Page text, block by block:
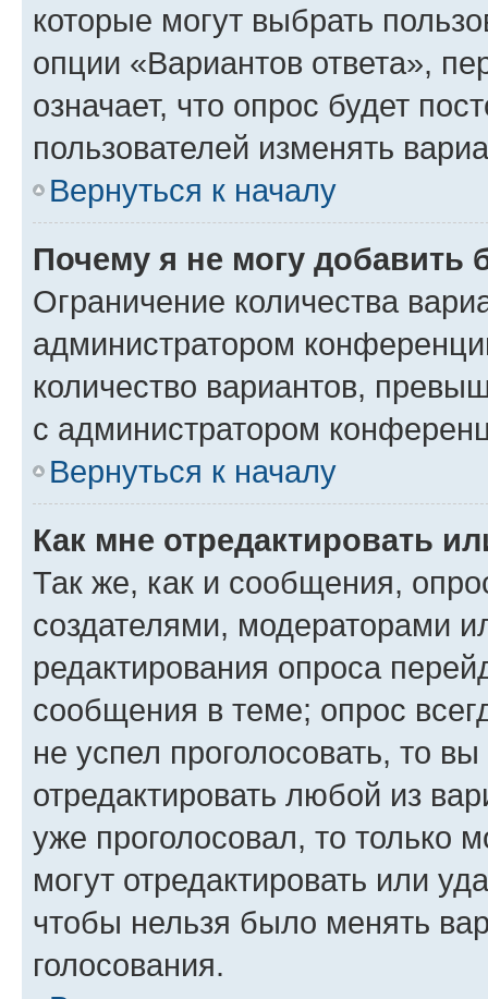
которые могут выбрать
опции «Вариантов ответа»,
означает, что опрос будет
пользователей изменять
Вернуться к началу
Почему я не могу добавить
Ограничение количества
администратором
количество вариантов,
с администратором
Вернуться к началу
Как мне отредактировать
Так же, как и сообщения,
создателями, модераторами
редактирования опроса
сообщения в теме; опрос
не успел проголосовать, то
отредактировать любой из
уже проголосовал, то только
могут отредактировать или
чтобы нельзя было менять
голосования.